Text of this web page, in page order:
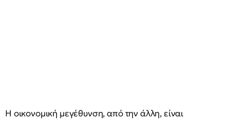
Η οικονομική μεγέθυνση, από την άλλη, είναι